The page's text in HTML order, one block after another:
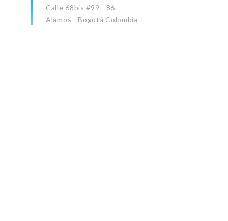
Calle 68bis #99 - 86
Alamos - Bogotá Colombia